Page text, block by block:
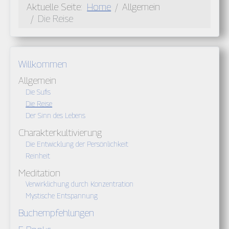
Willkommen
Allgemein
Die Sufis
Die Reise
Der Sinn des Lebens
Charakterkultivierung
Die Entwicklung der Persönlichkeit
Reinheit
Meditation
Verwirklichung durch Konzentration
Mystische Entspannung
Buchempfehlungen
Aktuelle Seite: Home
Allgemein
Die Reise